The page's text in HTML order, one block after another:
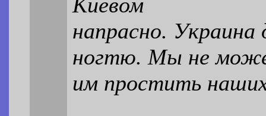
Киевом
напрасно.
ногтю. Мы не
им простить